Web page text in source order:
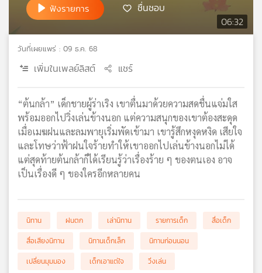
ไทย
เอส
แผนที่
วิทยุ
เครือ
ข่าย
06:32
ฟังรายการ ชื่นชอบ
วันที่เผยแพร่ : 09 ธ.ค. 68
เพิ่มในเพลย์ลิสต์ แชร์
“ต้นกล้า” เด็กชายผู้ร่าเริง เขาตื่นมาด้วยความสดชื่นแจ่มใส
พร้อมออกไปวิ่งเล่นข้างนอก แต่ความสนุกของเขาต้องสะดุด
เมื่อเมฆฝนและลมพายุเริ่มพัดเข้ามา เขารู้สึกหงุดหงิด เสียใจ
และโทษว่าฟ้าฝนใจร้ายทำให้เขาออกไปเล่นข้างนอกไม่ได้
แต่สุดท้ายต้นกล้าก็ได้เรียนรู้ว่าเรื่องร้าย ๆ ของตนเอง อาจ
เป็นเรื่องดี ๆ ของใครอีกหลายคน
นิทาน ฝนตก เล่านิทาน รายการเด็ก
สื่อเด็ก
สื่อเสียงนิทาน
นิทานเด็กเล็ก
นิทานก่อนนอน
เปลี่ยนมุมมอง
เด็กเอาแต่ใจ วิ่งเล่น